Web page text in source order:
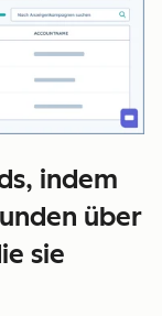
indem
über
sie